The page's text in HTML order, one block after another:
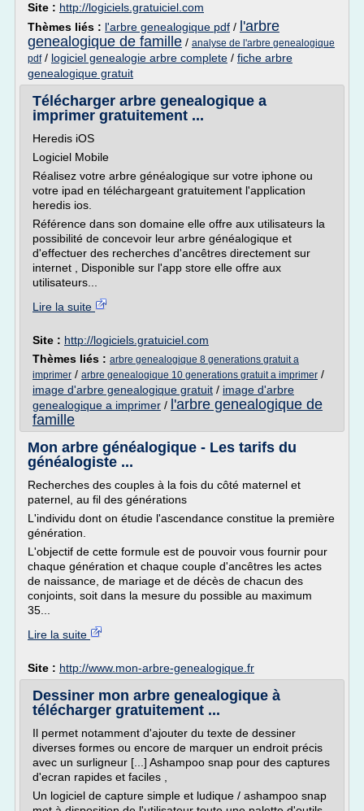
Site : http://logiciels.gratuiciel.com
Thèmes liés : l'arbre genealogique pdf / l'arbre
genealogique de famille / analyse de l'arbre genealogique
pdf/ logiciel genealogie arbre complete / fiche arbre
genealogique gratuit
Télécharger arbre genealogique a
imprimer gratuitement ...
Heredis iOS
Logiciel Mobile
Réalisez votre arbre généalogique sur votre iphone ou
votre ipad en téléchargeant gratuitement l'application
heredis ios.
Référence dans son domaine elle offre aux utilisateurs la
possibilité de concevoir leur arbre généalogique et
d'effectuer des recherches d'ancêtres directement sur
internet , Disponible sur l'app store elle offre aux
utilisateurs...
Lire la suite
Site : http://logiciels.gratuiciel.com
Thèmes liés : arbre genealogique 8 generations gratuit a
imprimer / arbre genealogique 10 generations gratuit a imprimer /
image d'arbre genealogique gratuit / image d'arbre
genealogique a imprimer / l'arbre genealogique de
famille
Mon arbre généalogique - Les tarifs du
généalogiste ...
Recherches des couples à la fois du côté maternel et
paternel, au fil des générations
L'individu dont on étudie l'ascendance constitue la première
génération.
L'objectif de cette formule est de pouvoir vous fournir pour
chaque génération et chaque couple d'ancêtres les actes
de naissance, de mariage et de décès de chacun des
conjoints, soit dans la mesure du possible au maximum
35...
Lire la suite
Site : http://www.mon-arbre-genealogique.fr
Dessiner mon arbre genealogique à
télécharger gratuitement ...
Il permet notamment d'ajouter du texte de dessiner
diverses formes ou encore de marquer un endroit précis
avec un surligneur [...] Ashampoo snap pour des captures
d'ecran rapides et faciles ,
Un logiciel de capture simple et ludique / ashampoo snap